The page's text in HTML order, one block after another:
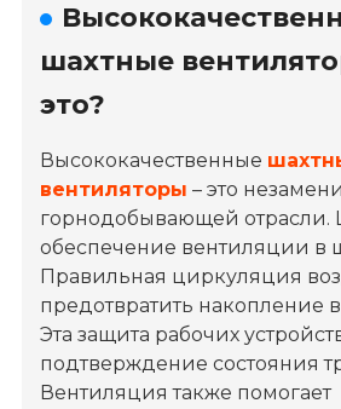
шахтные
это?
Высококачественные
вентиляторы – это
горнодобывающей отрасли.
обеспечение вентиляции в
Правильная циркуляция
предотвратить накопление
Эта защита рабочих
подтверждение состояния
Вентиляция также помогает